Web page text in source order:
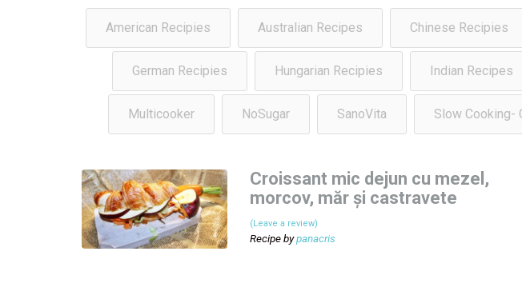
American Recipies Australian Recipes Chinese Recipies
German Recipies Hungarian Recipies Indian Recipes
Multicooker NoSugar SanoVita Slow Cooking-
Croissant mic dejun cu mezel,
morcov, măr și castravete
(Leave a review)
Recipe bypanacris